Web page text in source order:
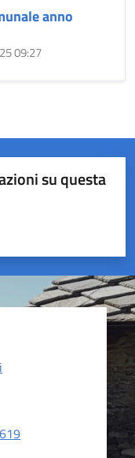
anno
09:27
su questa